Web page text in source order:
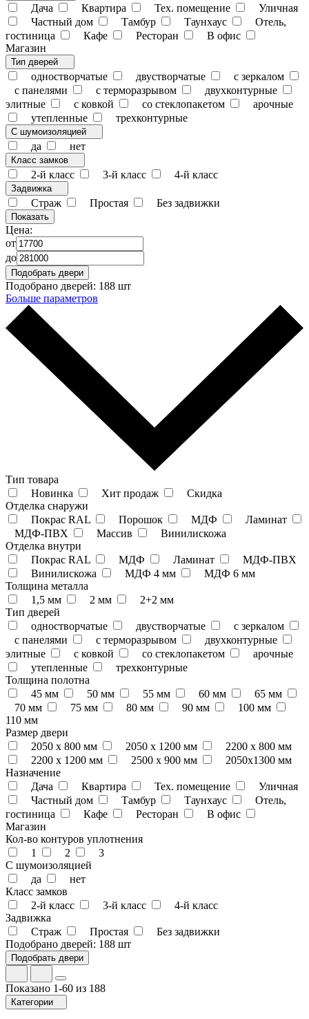
Дача Квартира Тех. помещение
Уличная
Частный дом
Тамбур Таунхаус
Отель,
гостиница
Кафе Ресторан
В офис
Магазин
Тип дверей
одностворчатые двустворчатые
с зеркалом
с панелями
с терморазрывом
двухконтурные
элитные
с ковкой со стеклопакетом
арочные
утепленные
трехконтурные
С шумоизоляцией
да нет
Класс замков
2-й класс 3-й класс 4-й класс
Задвижка
Страж Простая Без задвижки
Цена:
от
до
Подобрано дверей: 188 шт
Больше параметров
Тип товара
Новинка
Хит продаж
Скидка
Отделка снаружи
Покрас RAL
Порошок МДФ
Ламинат
МДФ-ПВХ
Массив
Винилискожа
Отделка внутри
Покрас RAL
МДФ Ламинат
МДФ-ПВХ
Винилискожа
МДФ 4 мм
МДФ 6 мм
Толщина металла
1,5 мм
2 мм
2+2 мм
Тип дверей
одностворчатые
двустворчатые
с зеркалом
с панелями
с терморазрывом
двухконтурные
элитные
с ковкой со стеклопакетом
арочные
утепленные
трехконтурные
Толщина полотна
45 мм
50 мм 55 мм 60 мм
65 мм
70 мм
75 мм 80 мм 90 мм
100 мм
110 мм
Размер двери
2050 x 800 мм
2050 x 1200 мм
2200 x 800 мм
2200 x 1200 мм
2500 х 900 мм
2050х1300 мм
Назначение
Дача
Квартира Тех. помещение
Уличная
Частный дом
Тамбур Таунхаус
Отель,
гостиница
Кафе Ресторан
В офис
Магазин
Кол-во контуров уплотнения
1
2
3
С шумоизоляцией
да
нет
Класс замков
2-й класс
3-й класс
4-й класс
Задвижка
Страж
Простая
Без задвижки
Подобрано дверей: 188 шт
Показано 1-60 из 188
Категории